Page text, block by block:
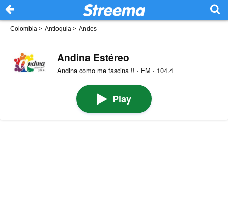
Colombia > Antioquia > Andes
Andina Estéreo
Andina como me fascina !! · FM · 104.4
Play